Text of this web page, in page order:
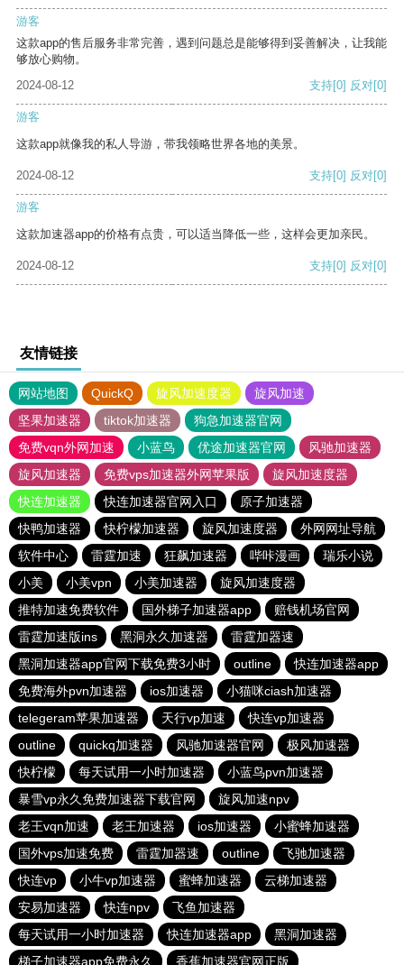
游客
这款app的售后服务非常完善，遇到问题总是能够得到妥善解决，让我能
够放心购物。
2024-08-12
支持[0] 反对[0]
游客
这款app就像我的私人导游，带我领略世界各地的美景。
2024-08-12 支持[0] 反对[0]
游客
这款加速器app的价格有点贵，可以适当降低一些，这样会更加亲民。
2024-08-12 支持[0] 反对[0]
友情链接
网站地图 QuickQ 旋风加速度器
旋风加速
坚果加速器
tiktok加速器
狗急加速器官网
免费vqn外网加速
小蓝鸟 优途加速器官网
风驰加速器
旋风加速器
免费vps加速器外网苹果版
旋风加速度器
快连加速器
快连加速器官网入口
原子加速器
快鸭加速器
快柠檬加速器 旋风加速度器
外网网址导航
软件中心
雷霆加速 狂飙加速器 哔咔漫画
瑞乐小说
小美
小美vpn 小美加速器
旋风加速度器
推特加速免费软件
国外梯子加速器app
赔钱机场官网
雷霆加速版ins
黑洞永久加速器
雷霆加器速
黑洞加速器app官网下载免费3小时
outline
快连加速器app
免费海外pvn加速器
ios加速器
小猫咪ciash加速器
telegeram苹果加速器
天行vp加速
快连vp加速器
outline
quickq加速器 风驰加速器官网
极风加速器
快柠檬
每天试用一小时加速器
小蓝鸟pvn加速器
暴雪vp永久免费加速器下载官网
旋风加速npv
老王vqn加速
老王加速器 ios加速器
小蜜蜂加速器
国外vps加速免费
雷霆加器速 outline
飞驰加速器
快连vp
小牛vp加速器 蜜蜂加速器
云梯加速器
安易加速器
快连npv
飞鱼加速器
每天试用一小时加速器
快连加速器app
黑洞加速器
梯子加速器app免费永久
香蕉加速器官网正版